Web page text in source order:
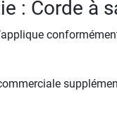
: Corde à